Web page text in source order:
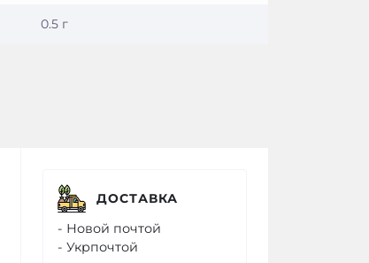
0.5 г
ДОСТАВКА
- Новой почтой
- Укрпочтой